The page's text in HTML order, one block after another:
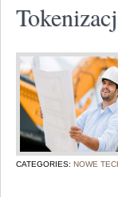
CATEGORIES: NOWE